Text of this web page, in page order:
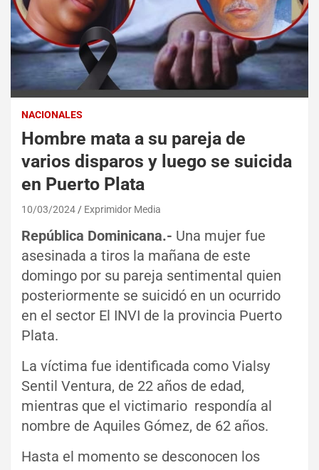
NACIONALES
Hombre mata a su pareja de
varios disparos y luego se suicida
en Puerto Plata
10/03/2024 Exprimidor Media
República Dominicana.- Una mujer fue
asesinada a tiros la mañana de este
domingo por su pareja sentimental quien
posteriormente se suicidó en un ocurrido
en el sector El INVI de la provincia Puerto
Plata.
La víctima fue identificada como Vialsy
Sentil Ventura, de 22 años de edad,
mientras que el victimario respondía al
nombre de Aquiles Gómez, de 62 años.
Hasta el momento se desconocen los